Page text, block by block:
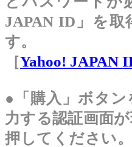
JAPAN ID」を
す。
［Yahoo! JAPAN
●「購入」ボタ
力する認証画面
押してください